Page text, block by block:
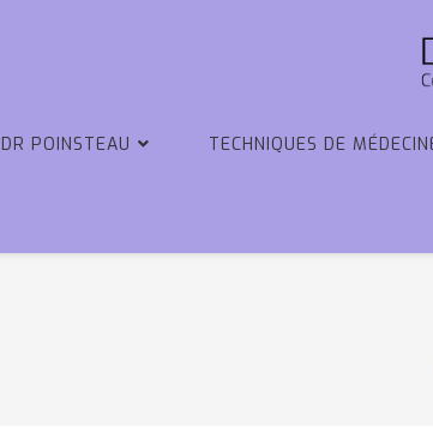
DR POINSTEAU TECHNIQUES DE